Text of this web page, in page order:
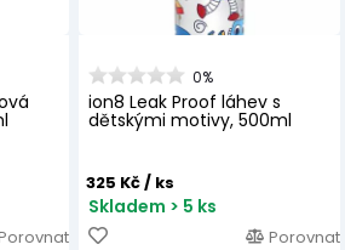
0%
ion8 Leak Proof láhev s
dětskými motivy, 500ml
325 Kč/ ks
Skladem > 5 ks
Porovnat